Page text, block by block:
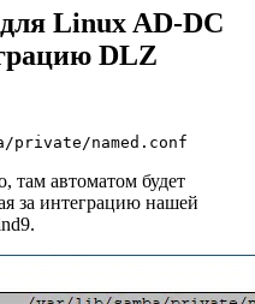
Linux AD-DC
DLZ
private/named.conf
там автоматом будет
за интеграцию нашей